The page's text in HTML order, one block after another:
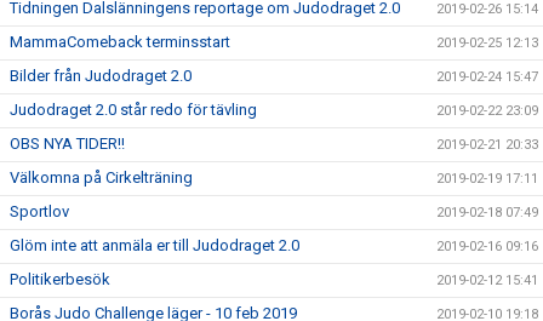
Tidningen Dalslänningens reportage om Judodraget 2.0 2019-02-26 15:14
MammaComeback terminsstart 2019-02-25 12:13
Bilder från Judodraget 2.0 2019-02-24 15:47
Judodraget 2.0 står redo för tävling 2019-02-22 23:09
OBS NYA TIDER!! 2019-02-21 20:33
Välkomna på Cirkelträning 2019-02-19 17:11
Sportlov 2019-02-18 07:49
Glöm inte att anmäla er till Judodraget 2.0 2019-02-16 09:16
Politikerbesök 2019-02-12 15:41
Borås Judo Challenge läger - 10 feb 2019 2019-02-10 19:18